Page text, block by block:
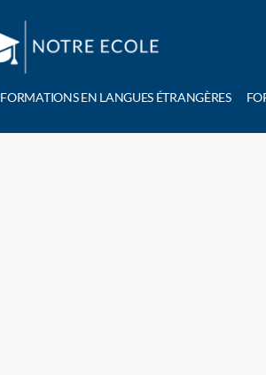
FORMATIONS EN LANGUES ÉTRANGÈRES